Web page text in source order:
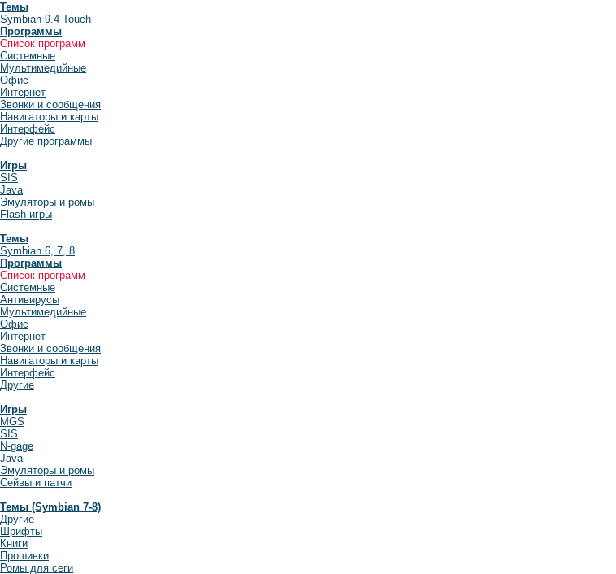
Темы
Symbian 9.4 Touch
Программы
Список программ
Системные
Мультимедийные
Офис
Интернет
Звонки и сообщения
Навигаторы и карты
Интерфейс
Другие программы
Игры
SIS
Java
Эмуляторы и ромы
Flash игры
Темы
Symbian 6, 7, 8
Программы
Список программ
Системные
Антивирусы
Мультимедийные
Офис
Интернет
Звонки и сообщения
Навигаторы и карты
Интерфейс
Другие
Игры
MGS
SIS
N-gage
Java
Эмуляторы и ромы
Сейвы и патчи
Темы (Symbian 7-8)
Другие
Шрифты
Книги
Прошивки
Ромы для сеги